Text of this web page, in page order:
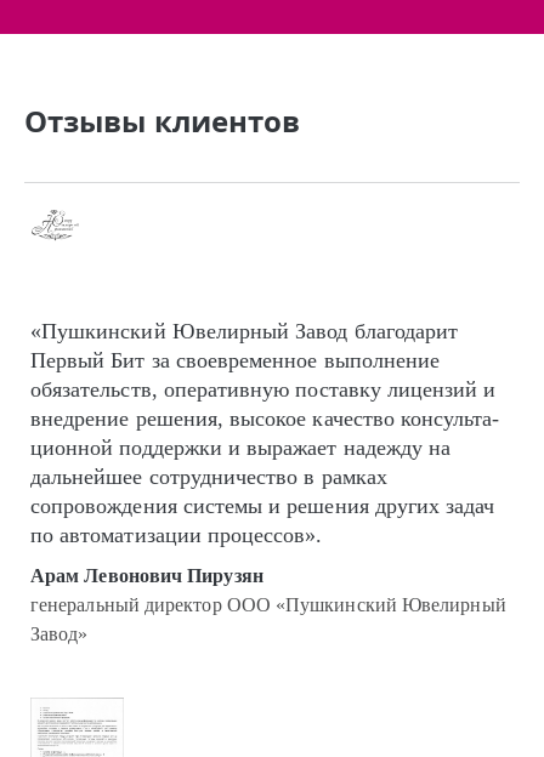
Отзывы клиентов
«Пушкинский Ювелирный Завод благодарит
Первый Бит за своевременное выполнение
обязательств, оперативную поставку лицензий и
внедрение решения, высокое качество кон­суль­та­
цион­ной поддержки и выражает надежду на
дальнейшее сотрудничество в рамках
сопровождения системы и решения других задач
по автоматизации процессов».
Арам Левонович Пирузян
генеральный директор ООО «Пушкинский Ювелирный
Завод»